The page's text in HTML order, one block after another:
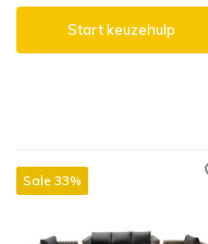
Start keuzehulp
Sale 33%